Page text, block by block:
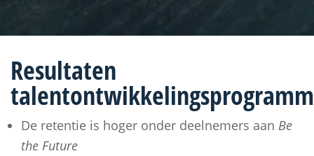
Resultaten
De retentie is hoger onder deelnemers aan Be
the Future